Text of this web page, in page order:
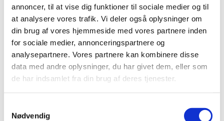
annoncer, til at vise dig funktioner til sociale medier og til
at analysere vores trafik. Vi deler også oplysninger om
din brug af vores hjemmeside med vores partnere inden
for sociale medier, annonceringspartnere og
analysepartnere. Vores partnere kan kombinere disse
data med andre oplysninger, du har givet dem, eller som
de har indsamlet fra din brug af deres tjenester.
Nødvendig